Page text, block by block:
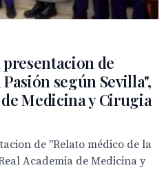
de
según Sevilla",
Medicina y Cirugia
de "Relato médico de la
Academia de Medicina y